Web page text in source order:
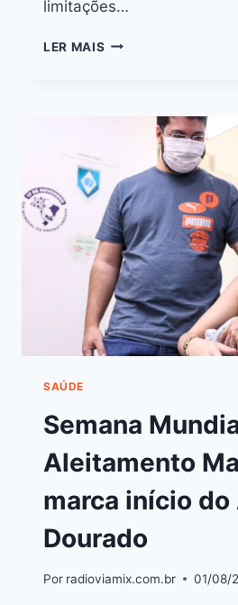
limitações…
LER MAIS
SAÚDE
Semana
Aleitamento
marca início
Dourado
Por radioviamix.com.br 01/08/